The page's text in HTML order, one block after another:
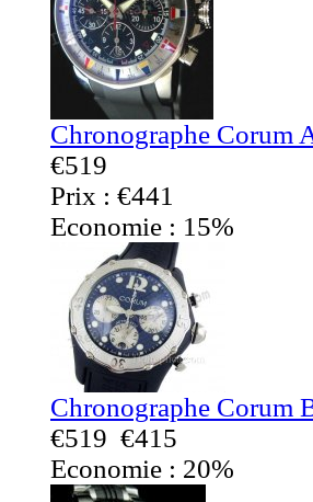
Chronographe Corum
€519
Prix : €441
Economie : 15%
Chronographe Corum
€519 €415
Economie : 20%